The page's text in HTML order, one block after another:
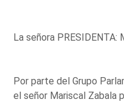
La señora PRESIDENTA:
Por parte del Grupo
el señor Mariscal Zabala